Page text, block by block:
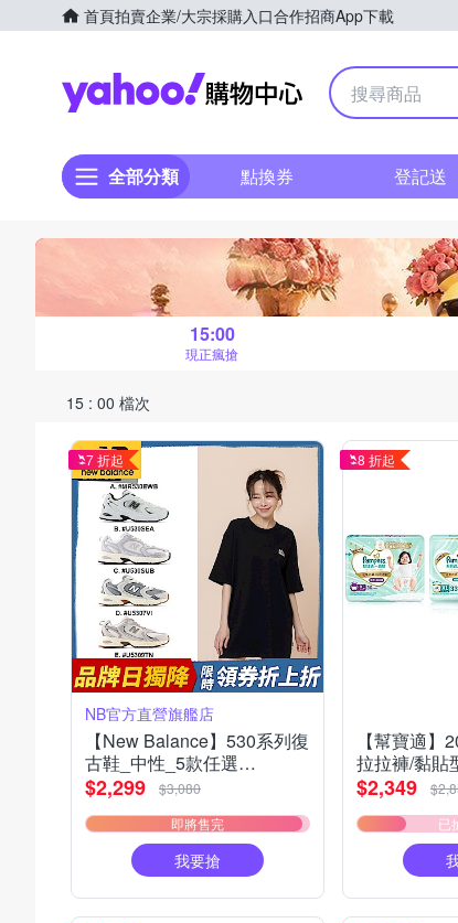
首頁拍賣企業/大宗採購入口合作招商App下載
Yahoo購物中心
全部分類 點換券 登記送
15:00
現正瘋搶
15 : 00 檔次
7 折起
NB官方直營旗艦店
【New Balance】530系列復
古鞋_中性_5款任選
(MR530EWB/U530SEA/SUB/7VI/9TN)
$2,299
$3,080
即將售完
我要搶
8 折起
【幫寶適】
拉拉褲/黏貼
任選2箱
$2,349
已